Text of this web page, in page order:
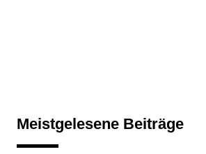
Meistgelesene Beiträge